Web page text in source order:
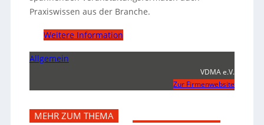
Praxiswissen aus der Branche.
Weitere Information
Allgemein
VDMA e.V.
Zur Firmenwebsite
MEHR ZUM THEMA